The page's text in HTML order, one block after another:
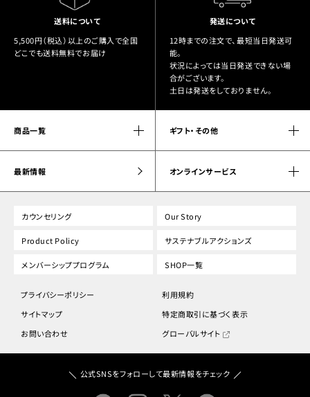
送料について
5,500円（税込）以上のご購入で全国
どこでも送料無料でお届け
発送について
12時までの注文で、最短当日発送可
能。
状況によっては当日発送できない場
合がございます。
土日は発送をしておりません。
商品一覧 ギフト・その他
最新情報 オンラインサービス
カウンセリング Our Story
Product Policy サステナブルアクションズ
メンバーシッププログラム SHOP一覧
プライバシーポリシー
利用規約
サイトマップ
特定商取引に基づく表示
お問い合わせ
グローバルサイト
公式SNSをフォローして最新情報をチェック